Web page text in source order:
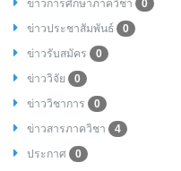
ข่าวการศึกษาภาควิชา
0
ข่าวประชาสัมพันธ์
0
ข่าวรับสมัคร
0
ข่าววิจัย
0
ข่าววิชาการ
0
ข่าวสารภาควิชา
4
ประกาศ
0